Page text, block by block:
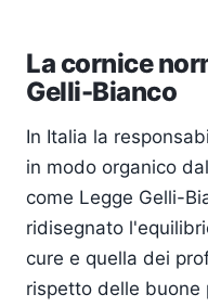
La cornice
Gelli-Bianco
In Italia la
in modo organico
come Legge Gelli-
ridisegnato
cure e quella dei
rispetto delle buone